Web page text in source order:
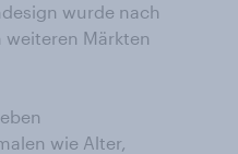
wurde nach
weiteren Märkten
wie Alter,